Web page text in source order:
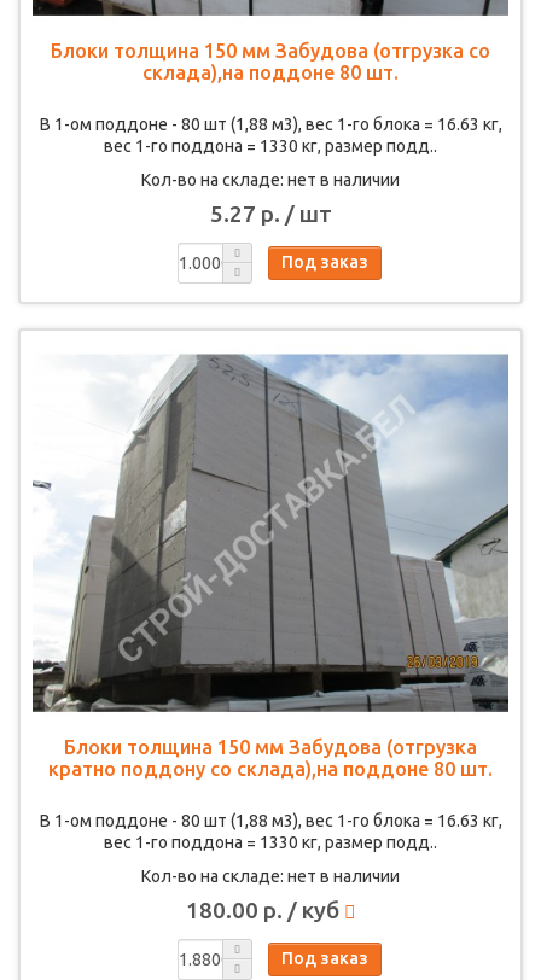
Блоки толщина 150 мм Забудова (отгрузка со
склада),на поддоне 80 шт.
В 1-ом поддоне - 80 шт (1,88 м3), вес 1-го блока = 16.63 кг,
вес 1-го поддона = 1330 кг, размер подд..
Кол-во на складе: нет в наличии
5.27 р. / шт
Под заказ
Блоки толщина 150 мм Забудова (отгрузка
кратно поддону со склада),на поддоне 80 шт.
В 1-ом поддоне - 80 шт (1,88 м3), вес 1-го блока = 16.63 кг,
вес 1-го поддона = 1330 кг, размер подд..
Кол-во на складе: нет в наличии
180.00 р. / куб
Под заказ